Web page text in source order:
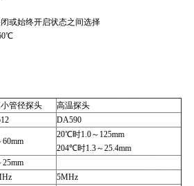
或始终开启状态之间选择
管径探头
高温探头
DA590
60mm
20℃时1.0～125mm
204℃时1.3～25.4mm
25mm
5MHz